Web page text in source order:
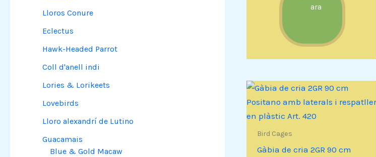
Lloros Conure
Eclectus
Hawk-Headed Parrot
Coll d'anell indi
Lories & Lorikeets
Lovebirds
Lloro alexandrí de Lutino
Guacamais
Blue & Gold Macaw
ara
Bird Cages
Gàbia de cria 2GR 90 cm